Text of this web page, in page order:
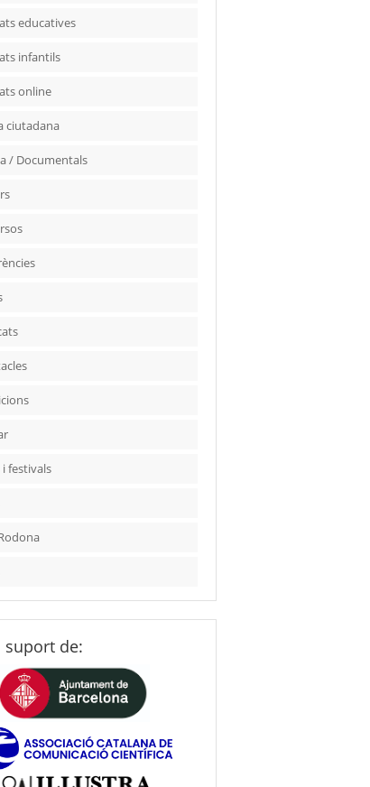
educatives
infantils
online
ciutadana
/ Documentals
i festivals
suport de: